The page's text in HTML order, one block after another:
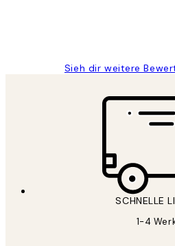
Sieh dir weitere
SCHNELLE
1-4